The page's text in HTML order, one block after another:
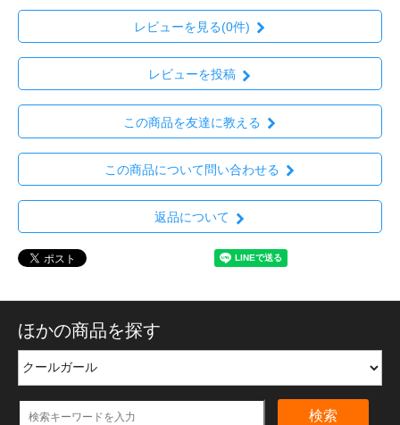
レビューを見る(0件)
レビューを投稿
この商品を友達に教える
この商品について問い合わせる
返品について
ほかの商品を探す
検索